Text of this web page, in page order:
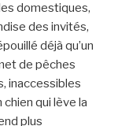
domestiques,
des invités,
déjà qu’un
de pêches
inaccessibles
qui lève la
plus